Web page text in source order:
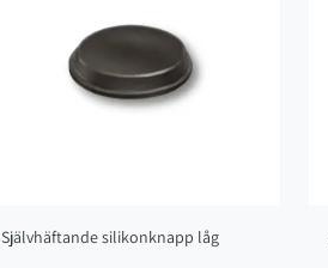
Självhäftande silikonknapp låg